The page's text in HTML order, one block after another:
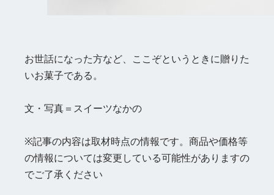
お世話になった方など、ここぞというときに贈りた
いお菓子である。
文・写真＝スイーツなかの
※記事の内容は取材時点の情報です。商品や価格等
の情報については変更している可能性がありますの
でご了承ください